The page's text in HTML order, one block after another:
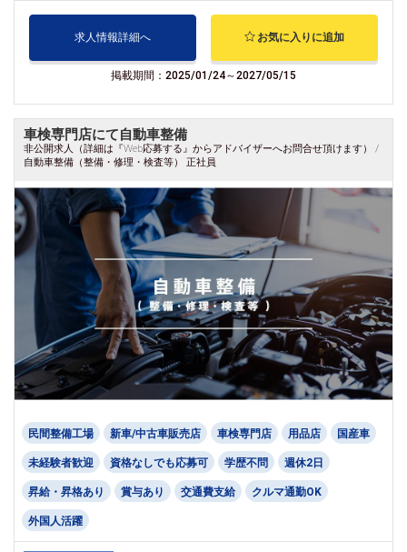
求人情報詳細へ お気に入りに追加
掲載期間：2025/01/24～2027/05/15
車検専門店にて自動車整備
非公開求人（詳細は『Web応募する』からアドバイザーへお問合せ頂けます） /
自動車整備（整備・修理・検査等） 正社員
民間整備工場 新車/中古車販売店 車検専門店 用品店 国産車
未経験者歓迎 資格なしでも応募可 学歴不問 週休2日
昇給・昇格あり 賞与あり 交通費支給 クルマ通勤OK
外国人活躍